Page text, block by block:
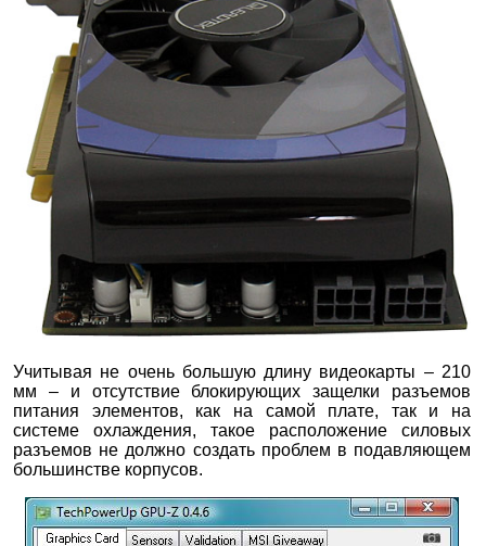
Учитывая не очень большую длину видеокарты – 210
мм – и отсутствие блокирующих защелки разъемов
питания элементов, как на самой плате, так и на
системе охлаждения, такое расположение силовых
разъемов не должно создать проблем в подавляющем
большинстве корпусов.